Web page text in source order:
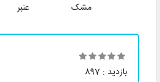
مشک عنبر
بازدید : 897